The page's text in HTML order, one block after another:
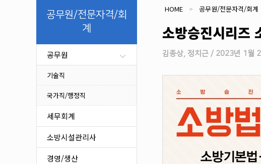
기계/재료
안전관리
전기/화학
농림어업
정보통신/생산관리
기타 기술자격
세무회계
경영/생산
산업보건/산업안전
토목
기계
환경
영어
기타
공무원/전문자격/회
계
공무원
기술직
국가직/행정직
세무회계
소방시설관리사
경영/생산
HOME > 공무원/전문자격/회계
소방승진시리즈
김종상, 정치근 / 2023년 1월